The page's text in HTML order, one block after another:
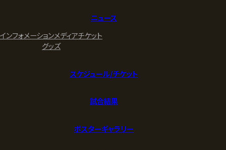
ニュース
インフォメーションメディアチケット
グッズ
スケジュール/チケット
試合結果
ポスターギャラリー